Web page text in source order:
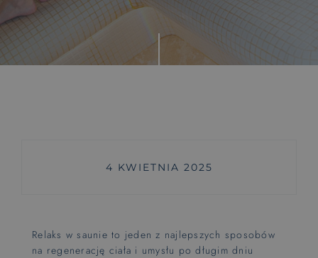
Wyjątkowe doświadczenia
Rytuały saunowe
Hotel dla rowerzystów
BIKE FRIENDLY
4 KWIETNIA 2025
Relaks w saunie to jeden z najlepszych sposobów
na regenerację ciała i umysłu po długim dniu